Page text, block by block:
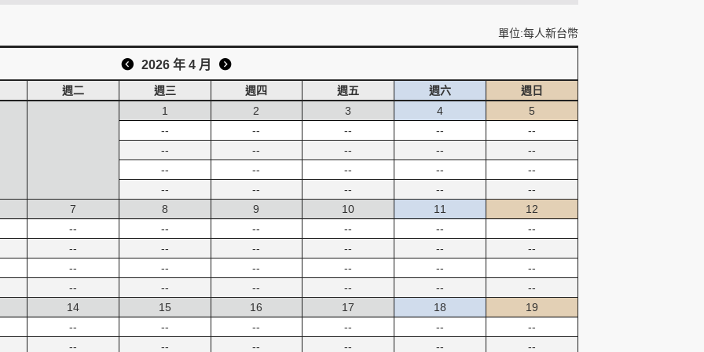
單位:每人新台幣
2026 年 4 月
週二 週三 週四 週五 週六
週日
1
--
--
--
--
2
--
--
--
--
3
--
--
--
--
4
--
--
--
--
5
--
--
--
--
7
--
--
--
--
8
--
--
--
--
9
--
--
--
--
10
--
--
--
--
11
--
--
--
--
12
--
--
--
--
14
--
--
15
--
--
16
--
--
17
--
--
18
--
--
19
--
--